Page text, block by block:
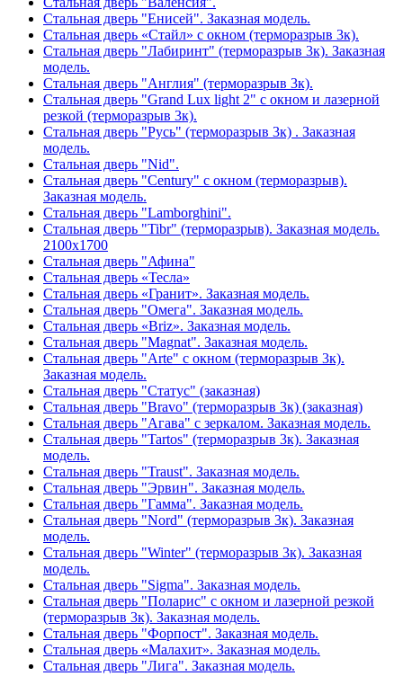
Стальная дверь "Енисей". Заказная модель.
Стальная дверь «Стайл» с окном (терморазрыв 3к).
Стальная дверь "Лабиринт" (терморазрыв 3к). Заказная
модель.
Стальная дверь "Англия" (терморазрыв 3к).
Стальная дверь "Grand Lux light 2" с окном и лазерной
резкой (терморазрыв 3к).
Стальная дверь "Русь" (терморазрыв 3к) . Заказная
модель.
Стальная дверь "Nid".
Стальная дверь "Century" с окном (терморазрыв).
Заказная модель.
Стальная дверь "Lamborghini".
Стальная дверь "Tibr" (терморазрыв). Заказная модель.
2100х1700
Стальная дверь "Афина"
Стальная дверь «Тесла»
Стальная дверь «Гранит». Заказная модель.
Стальная дверь "Омега". Заказная модель.
Стальная дверь «Briz». Заказная модель.
Стальная дверь "Magnat". Заказная модель.
Стальная дверь "Arte" с окном (терморазрыв 3к).
Заказная модель.
Стальная дверь "Статус" (заказная)
Стальная дверь "Bravo" (терморазрыв 3к) (заказная)
Стальная дверь "Агава" с зеркалом. Заказная модель.
Стальная дверь "Tartos" (терморазрыв 3к). Заказная
модель.
Стальная дверь "Traust". Заказная модель.
Стальная дверь "Эрвин". Заказная модель.
Стальная дверь "Гамма". Заказная модель.
Стальная дверь "Nord" (терморазрыв 3к). Заказная
модель.
Стальная дверь "Winter" (терморазрыв 3к). Заказная
модель.
Стальная дверь "Sigma". Заказная модель.
Стальная дверь "Поларис" с окном и лазерной резкой
(терморазрыв 3к). Заказная модель.
Стальная дверь "Форпост". Заказная модель.
Стальная дверь «Малахит». Заказная модель.
Стальная дверь "Лига". Заказная модель.